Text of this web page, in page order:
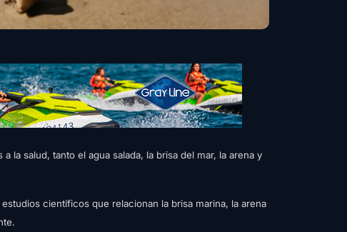
la salud, tanto el agua salada, la brisa del mar, la arena y
científicos que relacionan la brisa marina, la arena